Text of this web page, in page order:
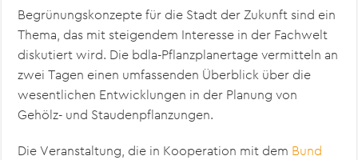
Begrünungskonzepte für die Stadt der Zukunft sind ein
Thema, das mit steigendem Interesse in der Fachwelt
diskutiert wird. Die bdla-Pflanzplanertage vermitteln an
zwei Tagen einen umfassenden Überblick über die
wesentlichen Entwicklungen in der Planung von
Gehölz- und Staudenpflanzungen.
Die Veranstaltung, die in Kooperation mit dem Bund